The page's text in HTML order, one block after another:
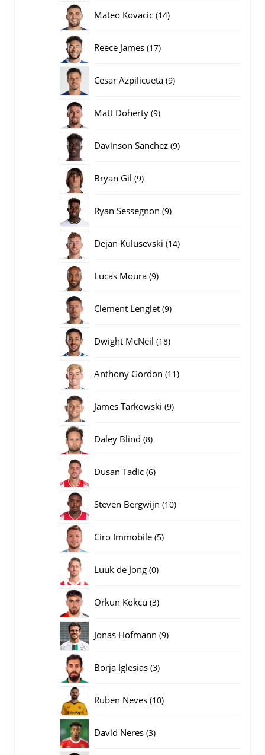
Mateo Kovacic 1414
Reece James 1717
Cesar Azpilicueta 99
Matt Doherty 99
Davinson Sanchez 99
Bryan Gil 99
Ryan Sessegnon 99
Dejan Kulusevski 1414
Lucas Moura 99
Clement Lenglet 99
Dwight McNeil 1818
Anthony Gordon 1111
James Tarkowski 99
Daley Blind 88
Dusan Tadic 66
Steven Bergwijn 1010
Ciro Immobile 55
Luuk de Jong 00
Orkun Kokcu 33
Jonas Hofmann 99
Borja Iglesias 33
Ruben Neves 1010
David Neres 33